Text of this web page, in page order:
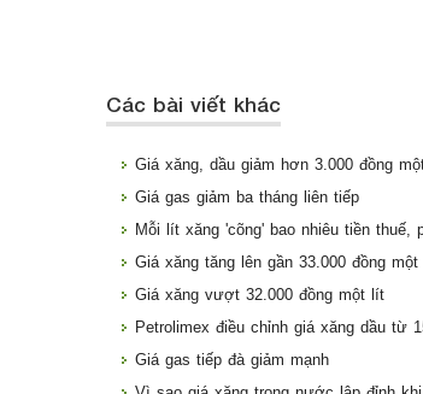
Các bài viết khác
Giá xăng, dầu giảm hơn 3.000 đồng
Giá gas giảm ba tháng liên tiếp
Mỗi lít xăng 'cõng' bao nhiêu tiền thuế,
Giá xăng tăng lên gần 33.000 đồng
Giá xăng vượt 32.000 đồng một lít
Petrolimex điều chỉnh giá xăng dầu từ
Giá gas tiếp đà giảm mạnh